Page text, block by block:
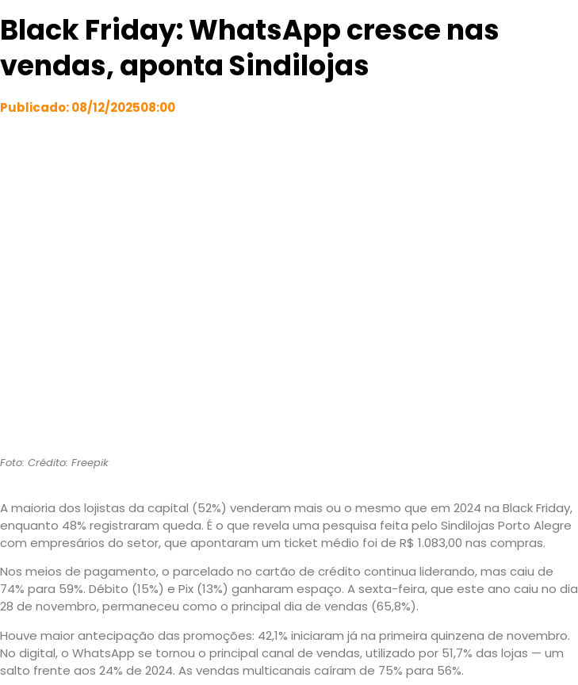
Black Friday: WhatsApp cresce nas
vendas, aponta Sindilojas
Publicado:08/12/202508:00
Foto: Crédito: Freepik
A maioria dos lojistas da capital (52%) venderam mais ou o mesmo que em 2024 na Black Friday,
enquanto 48% registraram queda. É o que revela uma pesquisa feita pelo Sindilojas Porto Alegre
com empresários do setor, que apontaram um ticket médio foi de R$ 1.083,00 nas compras.
Nos meios de pagamento, o parcelado no cartão de crédito continua liderando, mas caiu de
74% para 59%. Débito (15%) e Pix (13%) ganharam espaço. A sexta-feira, que este ano caiu no dia
28 de novembro, permaneceu como o principal dia de vendas (65,8%).
Houve maior antecipação das promoções: 42,1% iniciaram já na primeira quinzena de novembro.
No digital, o WhatsApp se tornou o principal canal de vendas, utilizado por 51,7% das lojas — um
salto frente aos 24% de 2024. As vendas multicanais caíram de 75% para 56%.